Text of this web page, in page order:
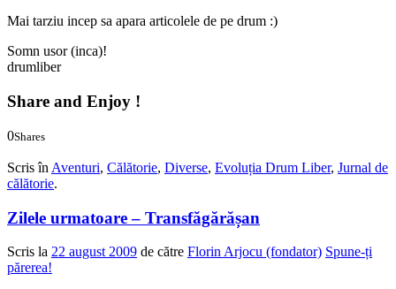
Mai tarziu incep sa apara articolele de pe drum :)
Somn usor (inca)!
drumliber
Share and Enjoy !
0Shares
Scris în Aventuri, Călătorie, Diverse, Evoluția Drum Liber, Jurnal de
călătorie.
Zilele urmatoare – Transfăgărășan
Scris la 22 august 2009 de către Florin Arjocu (fondator) Spune-ți
părerea!